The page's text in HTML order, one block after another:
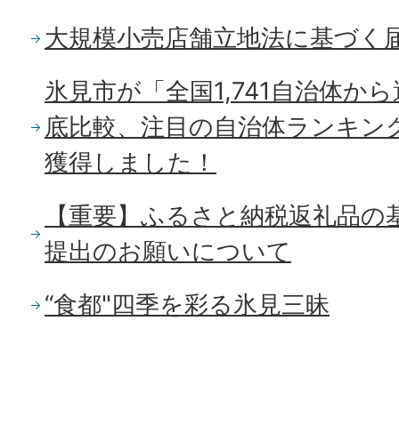
大規模小売店舗立地法に基づく
氷見市が「全国1,741自治体か
底比較、注目の自治体ランキ
獲得しました！
【重要】ふるさと納税返礼品
提出のお願いについて
“食都"四季を彩る氷見三昧